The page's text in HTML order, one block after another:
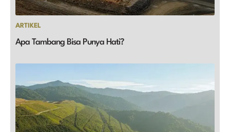
ARTIKEL
Apa Tambang Bisa Punya Hati?